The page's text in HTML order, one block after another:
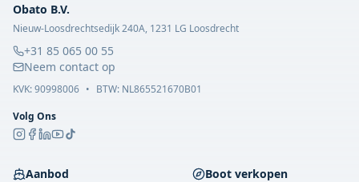
Obato B.V.
Nieuw-Loosdrechtsedijk 240A, 1231 LG Loosdrecht
+31 85 065 00 55
Neem contact op
KVK:90998006 • BTW: NL865521670B01
Volg Ons
Aanbod
Boot verkopen